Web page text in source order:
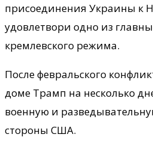
присоединения Украины к
удовлетвори одно из
кремлевского режима.
После февральского
доме Трамп на несколько
военную и
стороны США.